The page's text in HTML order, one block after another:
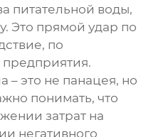
питательной воды,
Это прямой удар по
по
– это не панацея, но
понимать, что
затрат на
негативного